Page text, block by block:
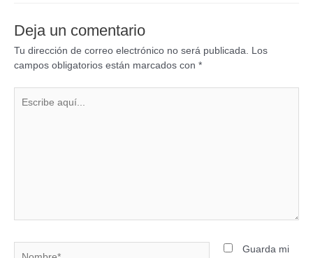
Deja un comentario
Tu dirección de correo electrónico no será publicada. Los
campos obligatorios están marcados con *
Guarda mi